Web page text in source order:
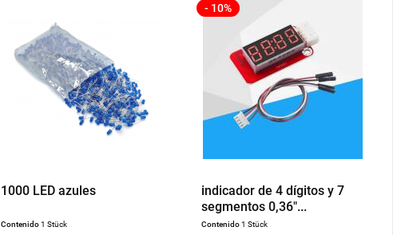
1000 LED azules
Contenido1 Stück
- 10%
indicador de 4 dígitos y 7
segmentos 0,36"...
Contenido1 Stück